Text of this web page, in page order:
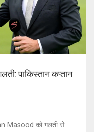
पाकिस्तान कप्तान
Masood को गलती से